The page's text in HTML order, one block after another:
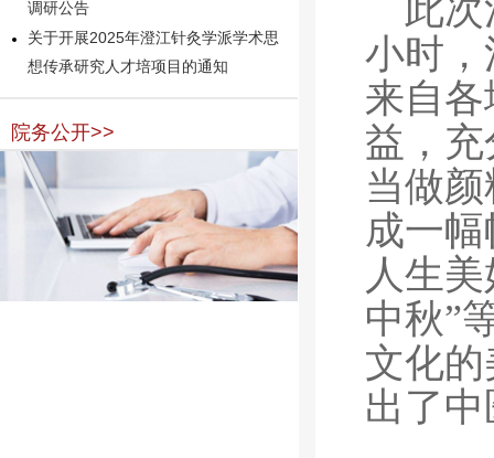
调研公告
关于开展2025年澄江针灸学派学术思
想传承研究人才培项目的通知
院务公开>>
小时
来自
益，
当做
成一
人生
中秋”
文化
出了